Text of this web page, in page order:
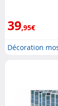
39,95€
Décoration